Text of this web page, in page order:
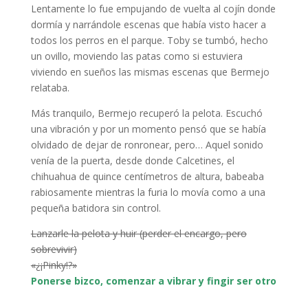
Lentamente lo fue empujando de vuelta al cojín donde
dormía y narrándole escenas que había visto hacer a
todos los perros en el parque. Toby se tumbó, hecho
un ovillo, moviendo las patas como si estuviera
viviendo en sueños las mismas escenas que Bermejo
relataba.
Más tranquilo, Bermejo recuperó la pelota. Escuchó
una vibración y por un momento pensó que se había
olvidado de dejar de ronronear, pero… Aquel sonido
venía de la puerta, desde donde Calcetines, el
chihuahua de quince centímetros de altura, babeaba
rabiosamente mientras la furia lo movía como a una
pequeña batidora sin control.
Lanzarle la pelota y huir (perder el encargo, pero
sobrevivir)
«¿¡Pinky!?»
Ponerse bizco, comenzar a vibrar y fingir ser otro